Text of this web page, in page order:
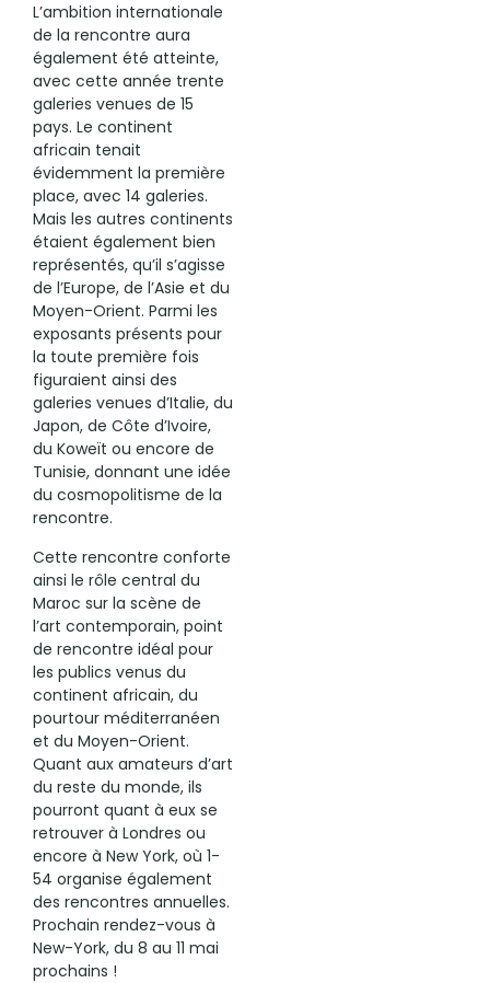
L’ambition internationale
de la rencontre aura
également été atteinte,
avec cette année trente
galeries venues de 15
pays. Le continent
africain tenait
évidemment la première
place, avec 14 galeries.
Mais les autres continents
étaient également bien
représentés, qu’il s’agisse
de l’Europe, de l’Asie et du
Moyen-Orient. Parmi les
exposants présents pour
la toute première fois
figuraient ainsi des
galeries venues d’Italie, du
Japon, de Côte d’Ivoire,
du Koweït ou encore de
Tunisie, donnant une idée
du cosmopolitisme de la
rencontre.
Cette rencontre conforte
ainsi le rôle central du
Maroc sur la scène de
l’art contemporain, point
de rencontre idéal pour
les publics venus du
continent africain, du
pourtour méditerranéen
et du Moyen-Orient.
Quant aux amateurs d’art
du reste du monde, ils
pourront quant à eux se
retrouver à Londres ou
encore à New York, où 1-
54 organise également
des rencontres annuelles.
Prochain rendez-vous à
New-York, du 8 au 11 mai
prochains !